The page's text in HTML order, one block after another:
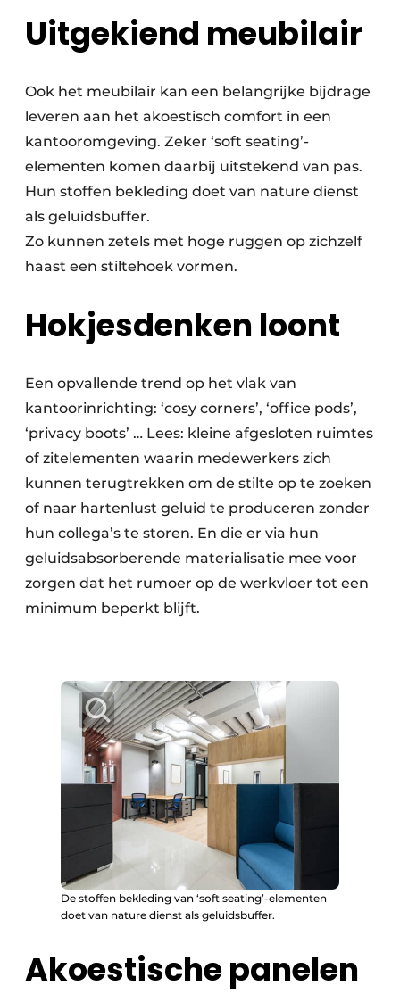
Uitgekiend meubilair
Ook het meubilair kan een belangrijke bijdrage
leveren aan het akoestisch comfort in een
kantooromgeving. Zeker ‘soft seating’-
elementen komen daarbij uitstekend van pas.
Hun stoffen bekleding doet van nature dienst
als geluidsbuffer.
Zo kunnen zetels met hoge ruggen op zichzelf
haast een stiltehoek vormen.
Hokjesdenken loont
Een opvallende trend op het vlak van
kantoorinrichting: ‘cosy corners’, ‘office pods’,
‘privacy boots’ … Lees: kleine afgesloten ruimtes
of zitelementen waarin medewerkers zich
kunnen terugtrekken om de stilte op te zoeken
of naar hartenlust geluid te produceren zonder
hun collega’s te storen. En die er via hun
geluidsabsorberende materialisatie mee voor
zorgen dat het rumoer op de werkvloer tot een
minimum beperkt blijft.
De stoffen bekleding van ‘soft seating’-elementen
doet van nature dienst als geluidsbuffer.
Akoestische panelen